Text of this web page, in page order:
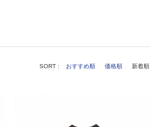
SORT : おすすめ順 価格順 新着順